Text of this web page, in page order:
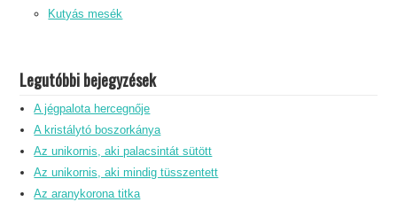
Kutyás mesék
Legutóbbi bejegyzések
A jégpalota hercegnője
A kristálytó boszorkánya
Az unikornis, aki palacsintát sütött
Az unikornis, aki mindig tüsszentett
Az aranykorona titka